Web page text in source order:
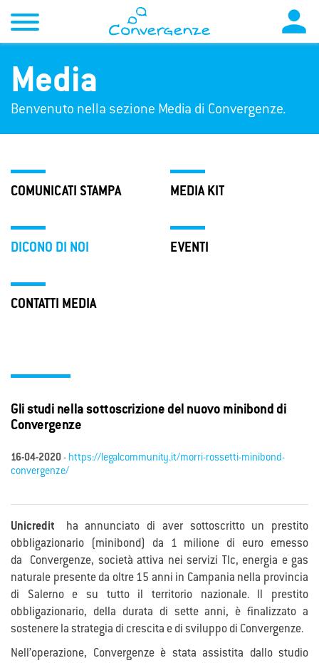

Media
Benvenuto nella sezione Media di Convergenze.
COMUNICATI STAMPA MEDIA KIT
DICONO DI NOI EVENTI
CONTATTI MEDIA
Gli studi nella sottoscrizione del nuovo minibond di
Convergenze
16-04-2020 - https://legalcommunity.it/morri-rossetti-minibond-
convergenze/
Unicredit ha annunciato di aver sottoscritto un prestito
obbligazionario (minibond) da 1 milione di euro emesso
da Convergenze, società attiva nei servizi Tlc, energia e gas
naturale presente da oltre 15 anni in Campania nella provincia
di Salerno e su tutto il territorio nazionale. Il prestito
obbligazionario, della durata di sette anni, è finalizzato a
sostenere la strategia di crescita e di sviluppo di Convergenze.
Nell’operazione, Convergenze è stata assistita dallo studio